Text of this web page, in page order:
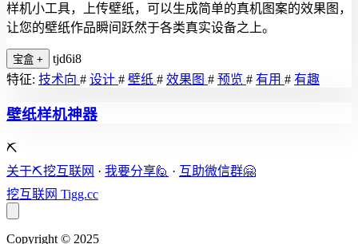
样机小工具，上传壁纸，可以生成简单的真机图案的效果图，
让您的壁纸作品瞬间跃然于各类真实设备之上。
宝盒 +
tjd6i8
特征: 技术向 # 设计 # 壁纸 # 效果图 # 预览 # 有用 # 有趣
壁纸样机神器
⛏️
关于⛏️挖互联网 · 我要分享🙋 · 互助微信群🤗
挖互联网 Tigg.cc
Copyright © 2025